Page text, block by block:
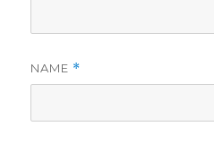
NAME *